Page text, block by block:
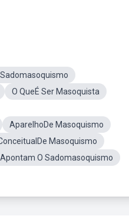
O QueÉ Ser Masoquista
AparelhoDe Masoquismo
Masoquismo
O Sadomasoquismo